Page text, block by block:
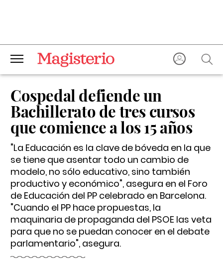
Cospedal defiende un
Bachillerato de tres cursos
que comience a los 15 años
"La Educación es la clave de bóveda en la que
se tiene que asentar todo un cambio de
modelo, no sólo educativo, sino también
productivo y económico", asegura en el Foro
de Educación del PP celebrado en Barcelona.
"Cuando el PP hace propuestas, la
maquinaria de propaganda del PSOE las veta
para que no se puedan conocer en el debate
parlamentario", asegura.